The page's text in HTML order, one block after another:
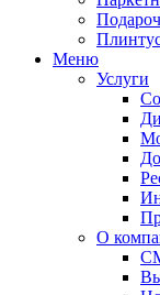
Меню
Услуги
О